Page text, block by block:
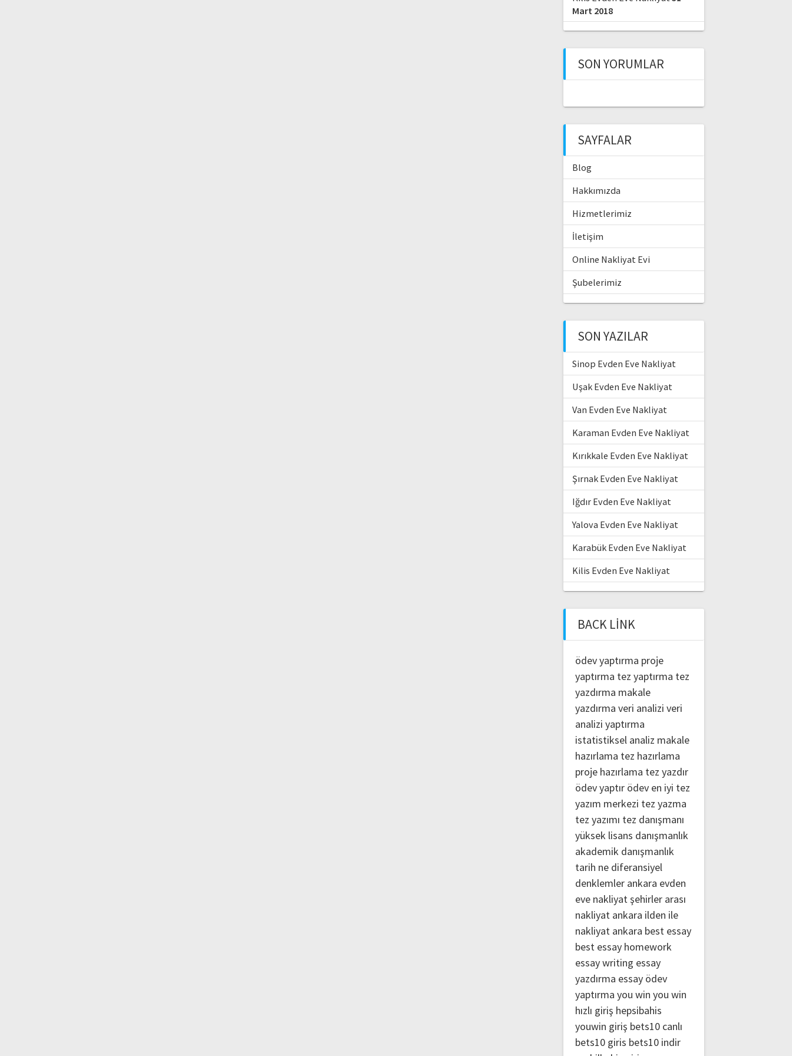
Mart 2018
SON YORUMLAR
SAYFALAR
Blog
Hakkımızda
Hizmetlerimiz
İletişim
Online Nakliyat Evi
Şubelerimiz
SON YAZILAR
Sinop Evden Eve Nakliyat
Uşak Evden Eve Nakliyat
Van Evden Eve Nakliyat
Karaman Evden Eve Nakliyat
Kırıkkale Evden Eve Nakliyat
Şırnak Evden Eve Nakliyat
Iğdır Evden Eve Nakliyat
Yalova Evden Eve Nakliyat
Karabük Evden Eve Nakliyat
Kilis Evden Eve Nakliyat
BACK LINK
ödev yaptırma proje
yaptırma tez yaptırma tez
yazdırma makale
yazdırma veri analizi veri
analizi yaptırma
istatistiksel analiz makale
hazırlama tez hazırlama
proje hazırlama tez yazdır
ödev yaptır ödev en iyi tez
yazım merkezi tez yazma
tez yazımı tez danışmanı
yüksek lisans danışmanlık
akademik danışmanlık
tarih ne diferansiyel
denklemler ankara evden
eve nakliyatşehirler arası
nakliyat ankara ilden ile
nakliyat ankara best essay
best essay homework
essay writing essay
yazdırma essay ödev
yaptırma you win you win
hızlı giriş hepsibahis
youwin giriş bets10 canlı
bets10 giris bets10 indir